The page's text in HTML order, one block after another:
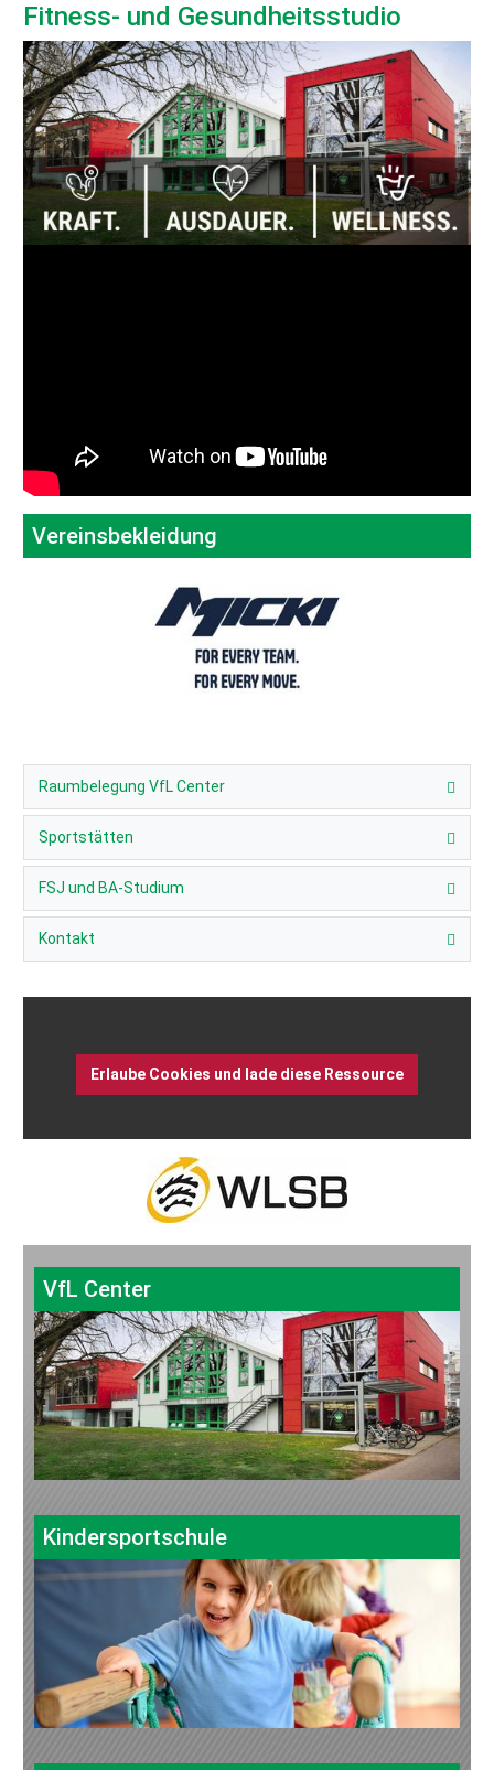
Fitness- und Gesundheitsstudio
Vereinsbekleidung
Raumbelegung VfL Center
Sportstätten
FSJ und BA-Studium
Kontakt
Erlaube Cookies und lade diese Ressource
VfL Center
Kindersportschule